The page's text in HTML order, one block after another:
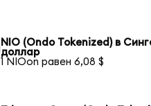
NIO (Ondo Tokenized) в
доллар
1 NIOon равен 6,08 $